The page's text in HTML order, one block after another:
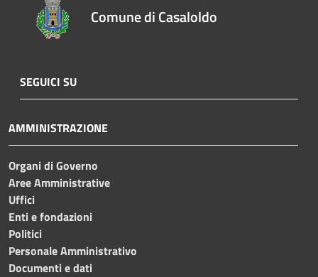
Comune di Casaloldo
SEGUICI SU
AMMINISTRAZIONE
Organi di Governo
Aree Amministrative
Uffici
Enti e fondazioni
Politici
Personale Amministrativo
Documenti e dati